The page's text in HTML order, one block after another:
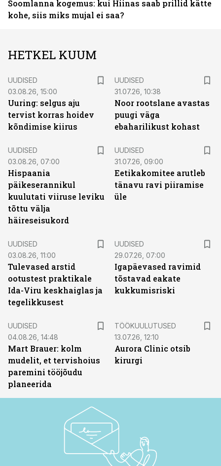
Soomlanna kogemus: kui Hiinas saab prillid kätte
kohe, siis miks mujal ei saa?
HETKEL KUUM
UUDISED
03.08.26, 15:00
Uuring: selgus aju
tervist korras hoidev
kõndimise kiirus
UUDISED
31.07.26, 10:38
Noor rootslane avastas
puugi väga
ebaharilikust kohast
UUDISED
03.08.26, 07:00
Hispaania
päikeserannikul
kuulutati viiruse leviku
tõttu välja
häireseisukord
UUDISED
31.07.26, 09:00
Eetikakomitee arutleb
tänavu ravi piiramise
üle
UUDISED
03.08.26, 11:00
Tulevased arstid
ootustest praktikale
Ida-Viru keskhaiglas ja
tegelikkusest
UUDISED
29.07.26, 07:00
Igapäevased ravimid
tõstavad eakate
kukkumisriski
UUDISED
04.08.26, 14:48
Mart Brauer: kolm
mudelit, et tervishoius
paremini tööjõudu
planeerida
TÖÖKUULUTUSED
13.07.26, 12:10
Aurora Clinic otsib
kirurgi